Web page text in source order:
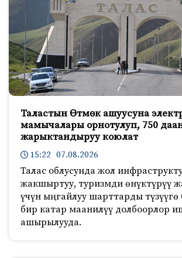
Таластын Өтмөк ашуусуна
мамычалары орнотулуп, 750
жарыктандыруу коюлат
15:22 07.08.2026
Талас облусунда жол
жакшыртуу, туризмди өнүктүрүү
үчүн ыңгайлуу шарттарды түзүүгө
бир катар маанилүү долбоорлор
ашырылууда.